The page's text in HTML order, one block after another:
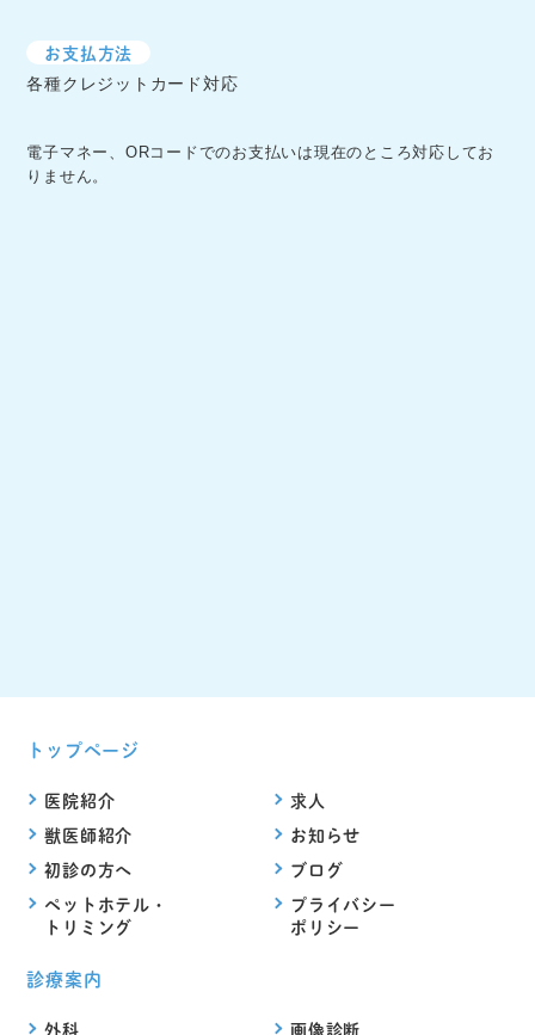
お支払方法
各種クレジットカード対応
電子マネー、ORコードでのお支払いは現在のところ対応してお
りません。
トップページ
医院紹介
獣医師紹介
初診の方へ
ペットホテル・
トリミング
求人
お知らせ
ブログ
プライバシー
ポリシー
診療案内
外科 画像診断